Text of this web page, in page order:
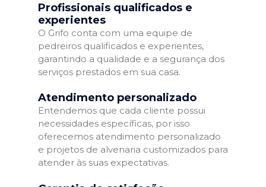
Profissionais qualificados e
experientes
O Grifo conta com uma equipe de
pedreiros qualificados e experientes,
garantindo a qualidade e a segurança dos
serviços prestados em sua casa.
Atendimento personalizado
Entendemos que cada cliente possui
necessidades específicas, por isso
oferecemos atendimento personalizado
e projetos de alvenaria customizados para
atender às suas expectativas.